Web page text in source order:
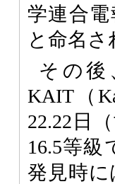
学連合
と命名さ
その
KAIT（
22.22日
16.5等
発見時